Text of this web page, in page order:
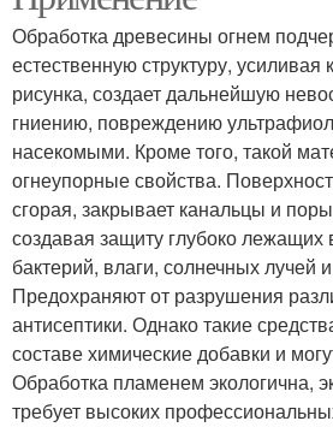
Обработка древесины огнем
естественную структуру, усиливая
рисунка, создает дальнейшую
гниению, повреждению
насекомыми. Кроме того, такой
огнеупорные свойства.
сгорая, закрывает канальцы и
создавая защиту глубоко лежащих
бактерий, влаги, солнечных лучей
Предохраняют от разрушения
антисептики. Однако такие
составе химические добавки и
Обработка пламенем экологична,
требует высоких